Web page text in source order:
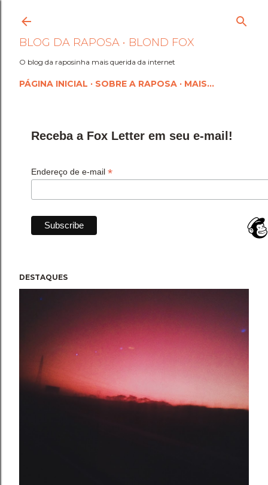
Pular para o conteúdo
BLOG DA RAPOSA • BLOND FOX
O blog da raposinha mais querida da internet
PÁGINA INICIAL SOBRE A RAPOSA MAIS…
Receba a Fox Letter em seu e-mail!
Endereço de e-mail *
DESTAQUES